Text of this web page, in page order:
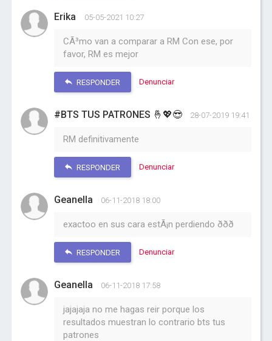
Erika 05-05-2021 10:27
CÃ³mo van a comparar a RM Con ese, por
favor, RM es mejor
RESPONDER Denunciar
#BTS TUS PATRONES 🤞💖😎 28-07-2019 19:41
RM definitivamente
RESPONDER Denunciar
Geanella 06-11-2018 18:00
exactoo en sus cara estÃ¡n perdiendo ððð
RESPONDER Denunciar
Geanella 06-11-2018 17:58
jajajaja no me hagas reir porque los
resultados muestran lo contrario bts tus
patrones